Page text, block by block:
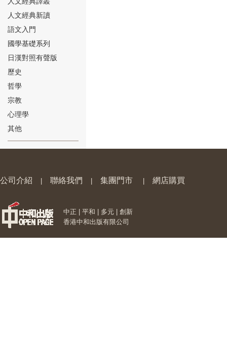
⑱
⑳
人文經典新讀
語文入門
國學基礎系列
日漢對照有聲版
歷史
哲學
宗教
心理學
其他
公司介紹 聯絡我們 集團門市 網店購買
中正 | 平和 | 多元 | 創新
香港中和出版有限公司